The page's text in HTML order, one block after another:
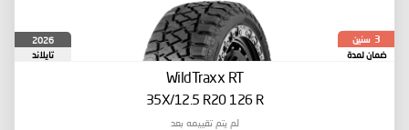
3 سنين
ضمان لمدة
2026
تايلاند
WildTraxx RT
35X/12.5 R20 126 R
لم يتم تقييمه بعد